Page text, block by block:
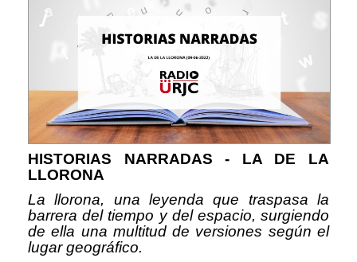
HISTORIAS NARRADAS - LA DE LA
LLORONA
La llorona, una leyenda que traspasa la
barrera del tiempo y del espacio, surgiendo
de ella una multitud de versiones según el
lugar geográfico.